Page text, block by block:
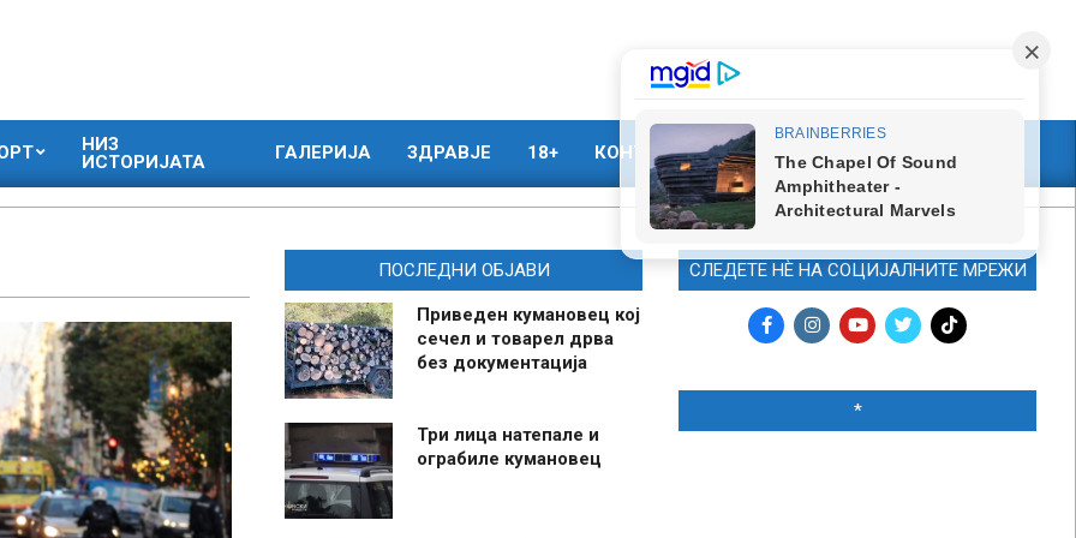
НИЗ
ИСТОРИЈАТА
ГАЛЕРИЈА ЗДРАВЈЕ 18+ КОНТАКТ МАРКЕТИНГ
ПОСЛЕДНИ ОБЈАВИ
Приведен кумановец кој
сечел и товарел дрва
без документација
Три лица натепале и
ограбиле кумановец
СЛЕДЕТЕ НЀ НА СОЦИЈАЛНИТЕ МРЕЖИ
*